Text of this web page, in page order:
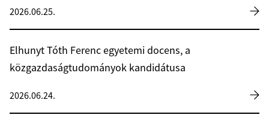
2026.06.25.
Elhunyt Tóth Ferenc egyetemi docens, a
közgazdaságtudományok kandidátusa
2026.06.24.